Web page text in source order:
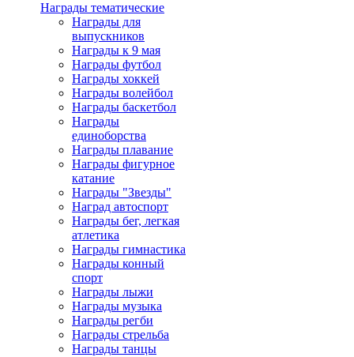
Награды тематические
Награды для
выпускников
Награды к 9 мая
Награды футбол
Награды хоккей
Награды волейбол
Награды баскетбол
Награды
единоборства
Награды плавание
Награды фигурное
катание
Награды "Звезды"
Наград автоспорт
Награды бег, легкая
атлетика
Награды гимнастика
Награды конный
спорт
Награды лыжи
Награды музыка
Награды регби
Награды стрельба
Награды танцы